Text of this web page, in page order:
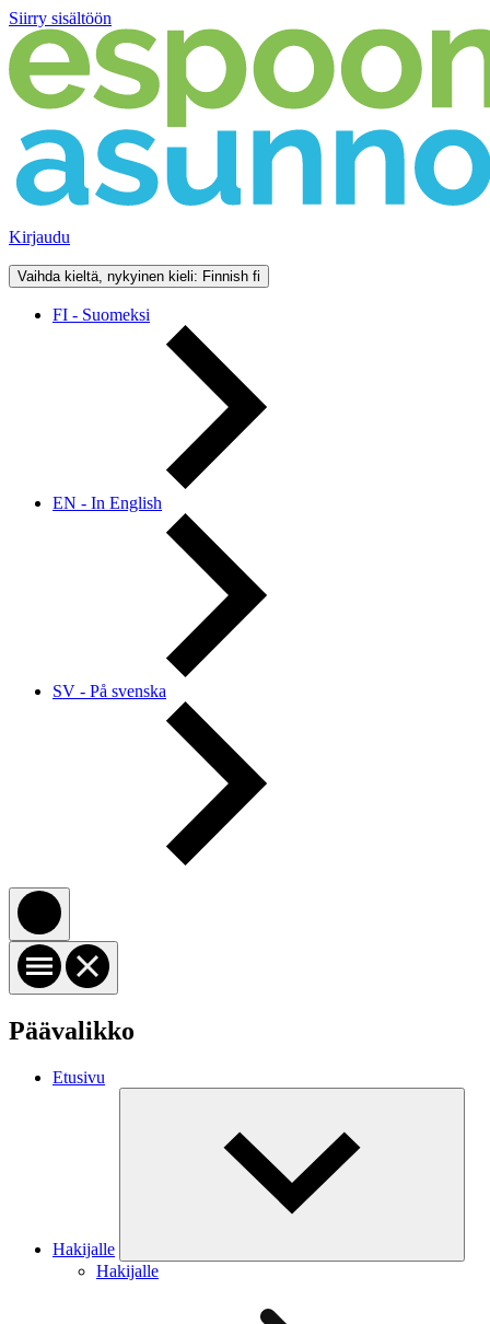
Siirry sisältöön
Kirjaudu
Vaihda kieltä, nykyinen kieli: Finnish fi
FI - Suomeksi
EN - In English
SV - På svenska
Päävalikko
Etusivu
Hakijalle
Hakijalle